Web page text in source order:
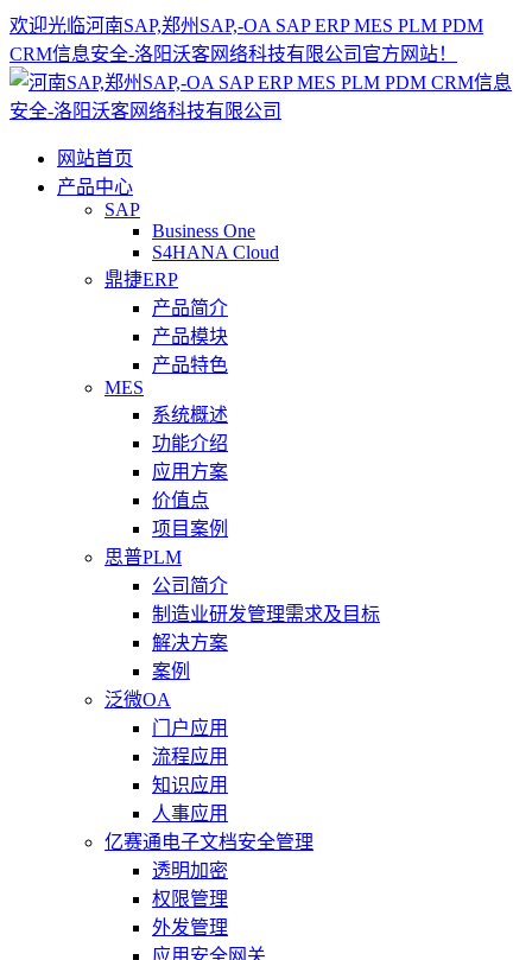
欢迎光临河南SAP,郑州SAP,-OA SAP ERP MES PLM PDM
CRM信息安全-洛阳沃客网络科技有限公司官方网站！
网站首页
产品中心
SAP
Business One
S4HANA Cloud
鼎捷ERP
产品简介
产品模块
产品特色
MES
系统概述
功能介绍
应用方案
价值点
项目案例
思普PLM
公司简介
制造业研发管理需求及目标
解决方案
案例
泛微OA
门户应用
流程应用
知识应用
人事应用
亿赛通电子文档安全管理
透明加密
权限管理
外发管理
应用安全网关